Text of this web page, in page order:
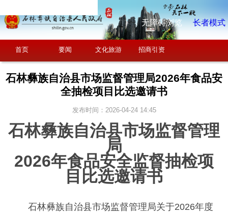
无障碍浏览 长者模式
首页 要闻 文化旅游 招商引资
石林彝族自治县市场监督管理局2026年食品安
全抽检项目比选邀请书
发布时间：2026-04-24 14:45
石林彝族自治县市场监督管理
局
2026年食品安全监督抽检项
目比选邀请书
石林彝族自治县市场监督管理局关于2026年度